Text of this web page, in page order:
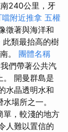
240公里，牙
噹附近推拿 五權
徵著與海洋和
此類最抬高的樹
。 團體名稱
們帶著公共汽
。 開曼群島是
水晶透明水和
場所之一。
單，較淺的地方
人難以置信的